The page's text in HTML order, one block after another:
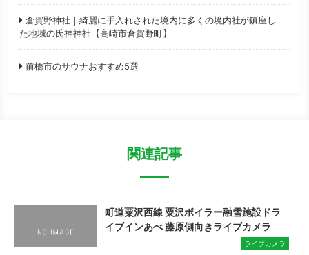
倉賀野神社｜綺麗に手入れされた境内に多くの境内社が鎮座し
た地域の氏神神社【高崎市倉賀野町】
前橋市のサウナおすすめ5選
関連記事
町道粟沢西線 粟沢ボイラー融雪施設ドラ
イブインあべ 藤原側向きライブカメラ
ライブカメラ